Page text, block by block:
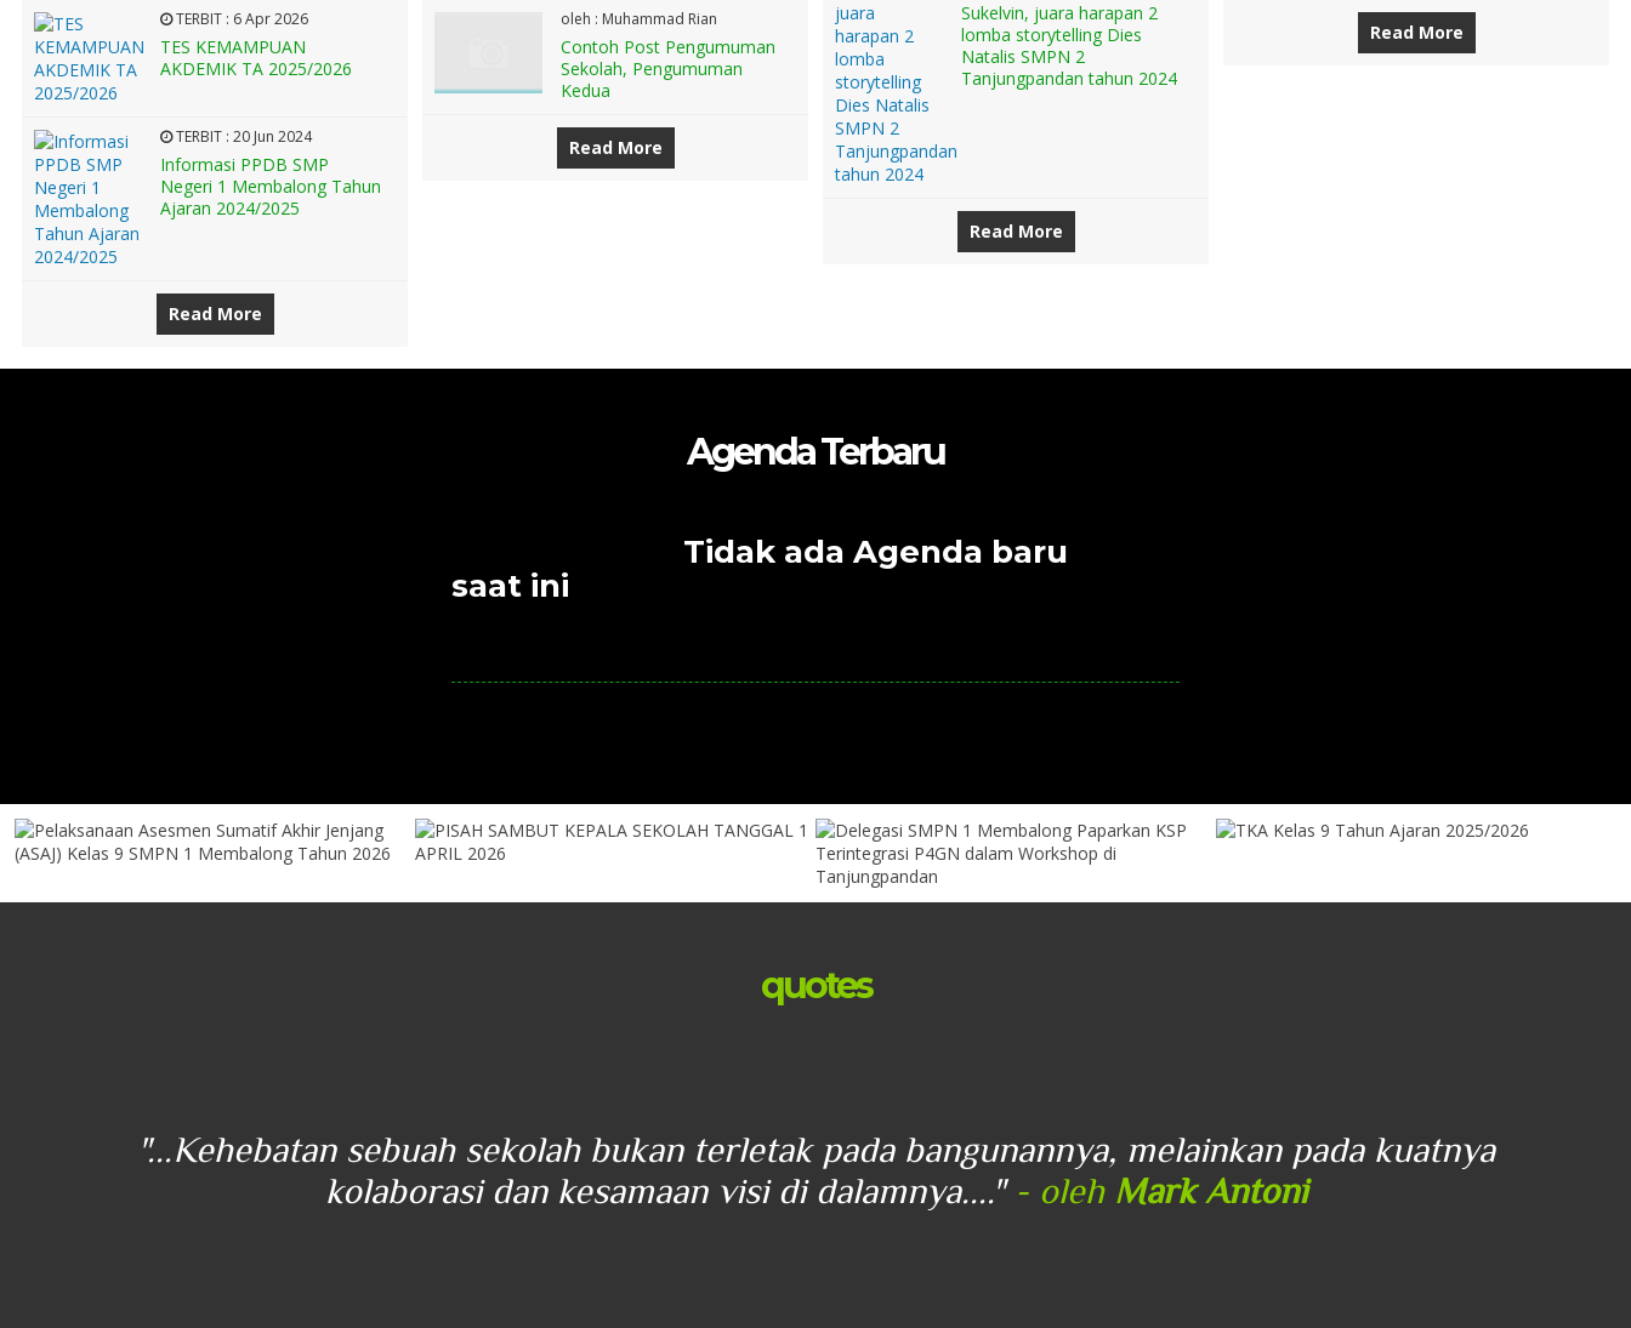
TERBIT : 6 Apr 2026
TES KEMAMPUAN
AKDEMIK TA 2025/2026
TERBIT :20 Jun 2024
Informasi PPDB SMP
Negeri 1 Membalong Tahun
Ajaran 2024/2025
Read More
oleh : Muhammad Rian
Contoh Post Pengumuman
Sekolah, Pengumuman
Kedua
Read More
Sukelvin, juara harapan 2
lomba storytelling Dies
Natalis SMPN 2
Tanjungpandan tahun 2024
Read More
Read More
Agenda Terbaru
Tidak ada Agenda baru
saat ini
quotes
"...Kehebatan sebuah sekolah bukan terletak pada bangunannya, melainkan pada kuatnya
kolaborasi dan kesamaan visi di dalamnya...." - oleh Mark Antoni